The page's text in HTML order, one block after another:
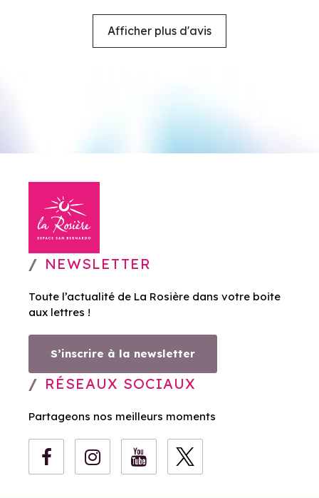
Afficher plus d'avis
NEWSLETTER
Toute l’actualité de La Rosière dans votre boite
aux lettres !
S’inscrire à la newsletter
RÉSEAUX SOCIAUX
Partageons nos meilleurs moments